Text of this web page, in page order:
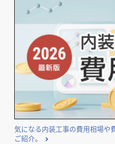
気になる内装工事の費用相場や
ご紹介。